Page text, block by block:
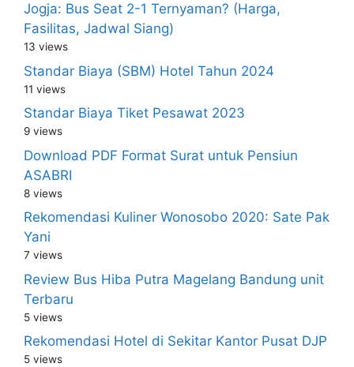
Jogja: Bus Seat 2-1 Ternyaman? (Harga,
Fasilitas, Jadwal Siang)
13 views
Standar Biaya (SBM) Hotel Tahun 2024
11 views
Standar Biaya Tiket Pesawat 2023
9 views
Download PDF Format Surat untuk Pensiun
ASABRI
8 views
Rekomendasi Kuliner Wonosobo 2020: Sate Pak
Yani
7 views
Review Bus Hiba Putra Magelang Bandung unit
Terbaru
5 views
Rekomendasi Hotel di Sekitar Kantor Pusat DJP
5 views